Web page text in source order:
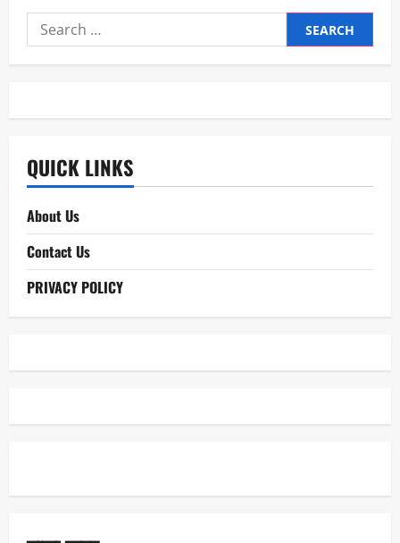
Search
for:
QUICK LINKS
About Us
Contact Us
PRIVACY POLICY